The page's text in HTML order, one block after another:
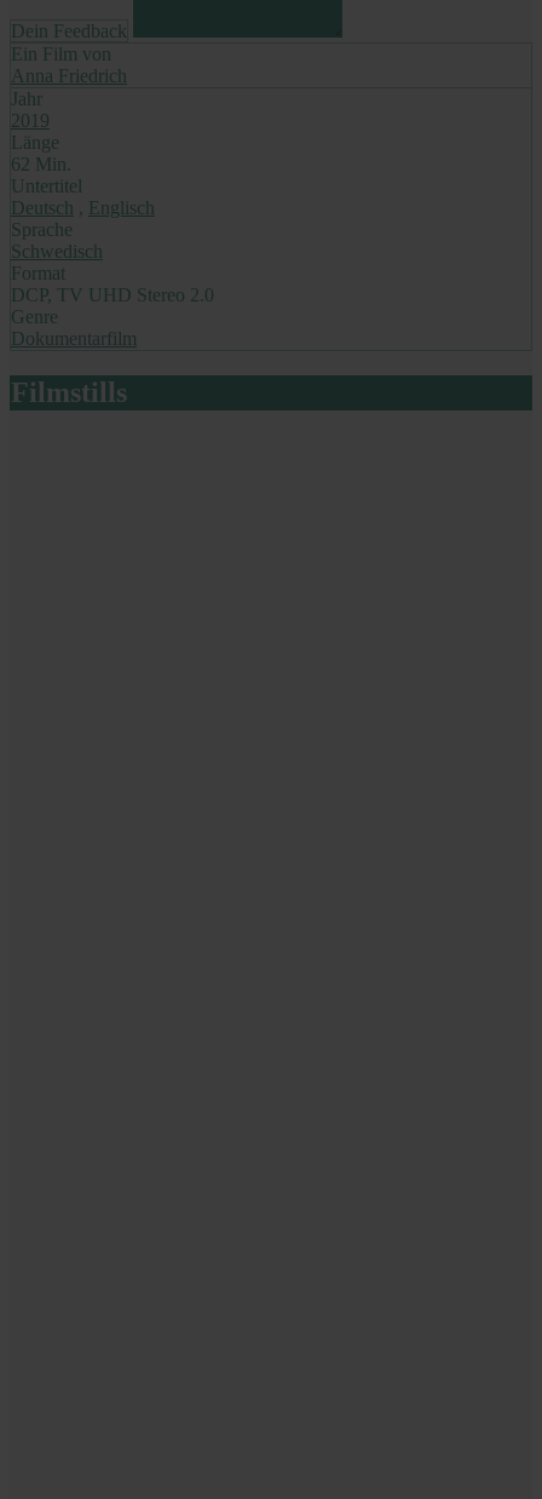
Dein Feedback
Ein Film von
Anna Friedrich
Jahr
2019
Länge
62 Min.
Untertitel
Deutsch , Englisch
Sprache
Schwedisch
Format
DCP, TV UHD Stereo 2.0
Genre
Dokumentarfilm
Filmstills